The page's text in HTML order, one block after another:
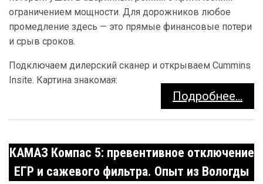
ограничением мощности. Для дорожников любое
промедление здесь — это прямые финансовые потери
и срыв сроков.
Подключаем дилерский сканер и открываем Cummins
Insite. Картина знакомая:
Подробнее...
КАМАЗ Компас 5: превентивное отключение
ЕГР и сажевого фильтра. Опыт из Вологды